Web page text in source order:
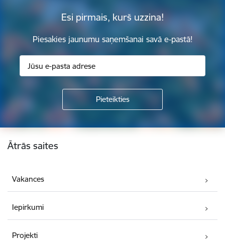
Esi pirmais, kurš uzzina!
Piesakies jaunumu saņemšanai savā e-pastā!
Kājene
Ātrās saites
Vakances
Iepirkumi
Projekti